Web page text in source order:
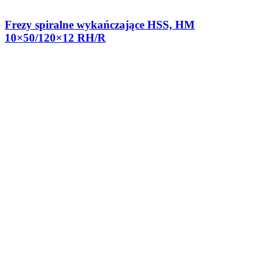
Frezy spiralne wykańczające HSS, HM
10×50/120×12 RH/R